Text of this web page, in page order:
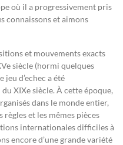
où il a progressivement pris
connaissons et aimons
et mouvements exacts
siècle (hormi quelques
jeu d’echec a été
XIXe siècle. À cette époque,
dans le monde entier,
règles et les mêmes pièces
internationales difficiles à
encore d’une grande variété